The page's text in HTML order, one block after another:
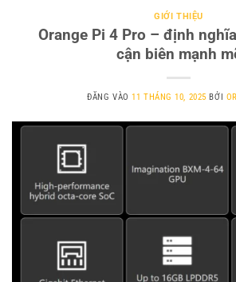
GIỚI THIỆU
Orange Pi 4 Pro – định
cận biên mạnh
ĐĂNG VÀO11 THÁNG 10, 2025 BỞI